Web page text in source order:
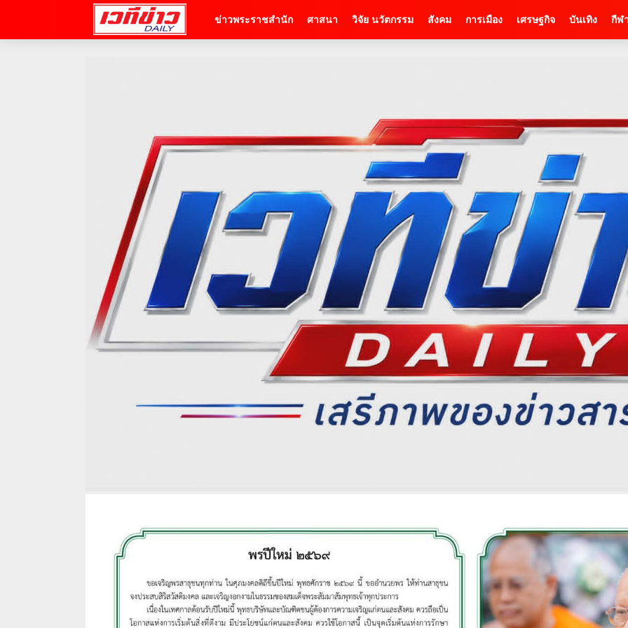
ข่าวพระราชสำนัก ศาสนา วิจัย นวัตกรรม สังคม การเมือง เศรษฐกิจ บันเทิง กีฬ